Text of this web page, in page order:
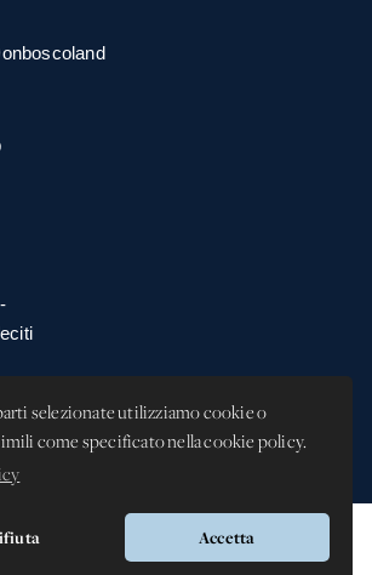
selezionate utilizziamo cookie o
come specificato nella cookie policy.
Accetta